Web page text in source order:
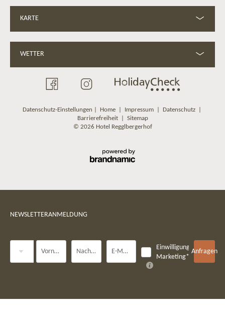
KARTE
WETTER
Datenschutz-Einstellungen Home| Impressum| Datenschutz|
Barrierefreiheit| Sitemap
© 2026 Hotel Regglbergerhof
NEWSLETTERANMELDUNG
Vorname Nachname* E-Mail*
Einwilligung
Marketing*
Anfragen